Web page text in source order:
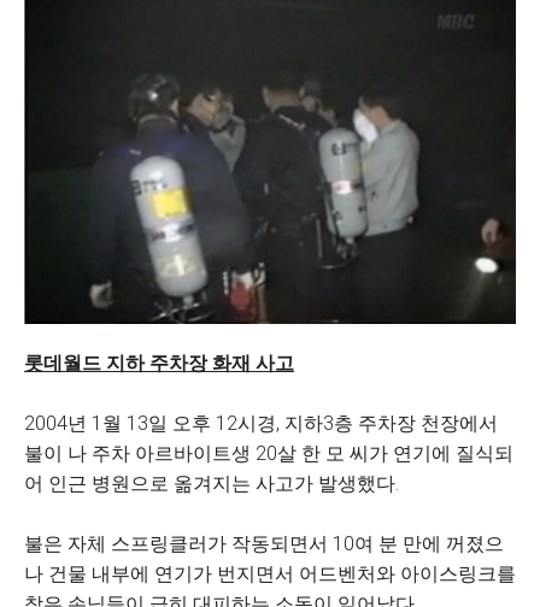
롯데월드 지하 주차장 화재 사고
2004년 1월 13일 오후 12시경, 지하3층 주차장 천장에서
불이 나 주차 아르바이트생 20살 한 모 씨가 연기에 질식되
어 인근 병원으로 옮겨지는 사고가 발생했다.
불은 자체 스프링클러가 작동되면서 10여 분 만에 꺼졌으
나 건물 내부에 연기가 번지면서 어드벤처와 아이스링크를